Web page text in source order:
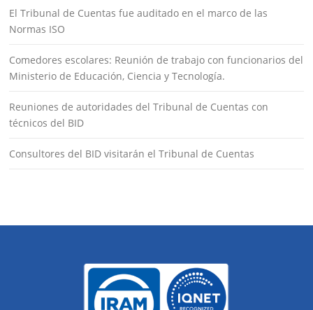
El Tribunal de Cuentas fue auditado en el marco de las
Normas ISO
Comedores escolares: Reunión de trabajo con funcionarios del
Ministerio de Educación, Ciencia y Tecnología.
Reuniones de autoridades del Tribunal de Cuentas con
técnicos del BID
Consultores del BID visitarán el Tribunal de Cuentas